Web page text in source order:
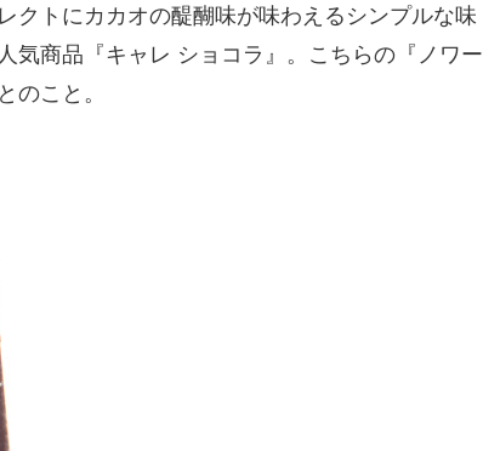
クトにカカオの醍醐味が味わえるシンプルな味
気商品『キャレ ショコラ』。こちらの『ノワー
のこと。